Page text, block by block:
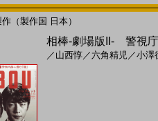
（製作国 日本）
相棒-劇場版II- 警視
／ 山西惇／ 六角精児／小澤